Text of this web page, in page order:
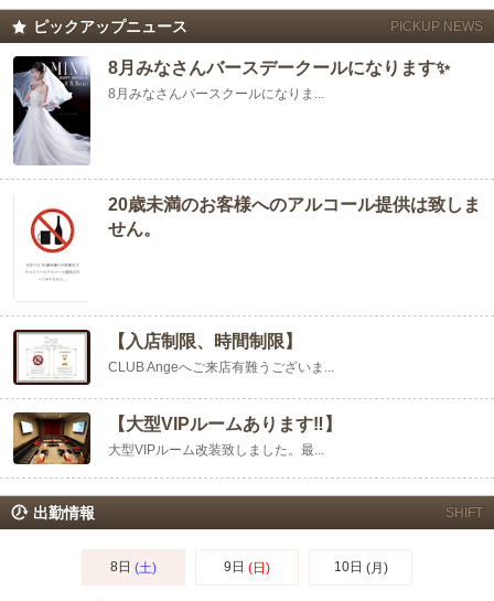
ピックアップニュース PICKUP NEWS
8月みなさんバースデークールになります✨
8月みなさんバースクールになりま...
20歳未満のお客様へのアルコール提供は致しま
せん。
【入店制限、時間制限】
CLUB Angeへご来店有難うございま...
【大型VIPルームあります‼️】
大型VIPルーム改装致しました。最...
出勤情報 SHIFT
8日 (土) 9日 (日) 10日 (月)